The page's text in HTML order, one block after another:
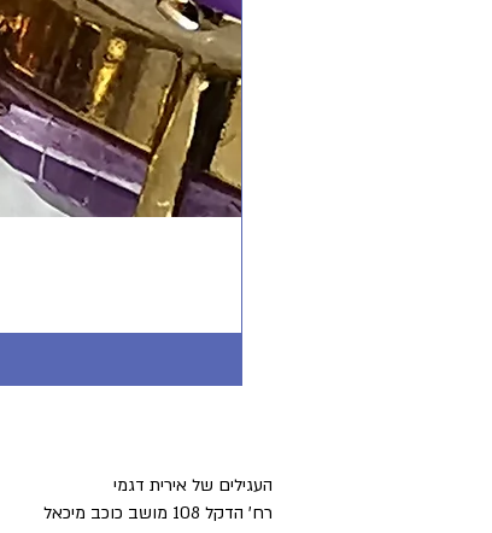
העגילים של אירית דגמי
רח' הדקל 108 מושב כוכב מיכאל